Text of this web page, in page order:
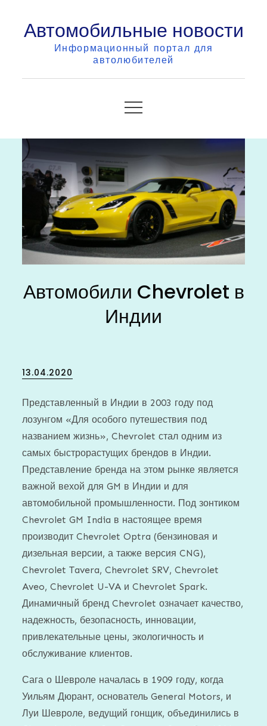
contentАвтомобильные новости
Информационный портал для
автолюбителей
Автомобили Chevrolet в
Индии
Posted
13.04.2020
Представленный в Индии в 2003 году под
лозунгом «Для особого путешествия под
названием жизнь», Chevrolet стал одним из
самых быстрорастущих брендов в Индии.
Представление бренда на этом рынке является
важной вехой для GM в Индии и для
автомобильной промышленности. Под зонтиком
Chevrolet GM India в настоящее время
производит Chevrolet Optra (бензиновая и
дизельная версии, а также версия CNG),
Chevrolet Tavera, Chevrolet SRV, Chevrolet
Aveo, Chevrolet U-VA и Chevrolet Spark.
Динамичный бренд Chevrolet означает качество,
надежность, безопасность, инновации,
привлекательные цены, экологичность и
обслуживание клиентов.
Сага о Шевроле началась в 1909 году, когда
Уильям Дюрант, основатель General Motors, и
Луи Шевроле, ведущий гонщик, объединились в